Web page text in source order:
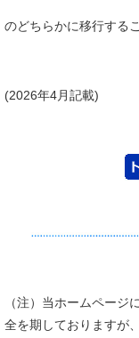
のどちらかに移行する
(2026年4月記載)
（注）当ホームペー
全を期しておりますが